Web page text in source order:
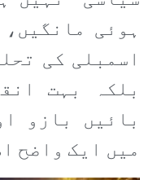
ہوئی
اسمبلی کی
بلکہ بہت
بائیں بازو
میں ایک واضح